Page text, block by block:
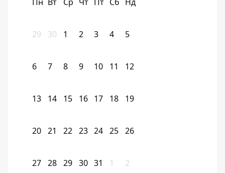
29 30 1 2 3 4 5
6 7 8 9 10 11 12
13 14 15 16 17 18 19
20 21 22 23 24 25 26
27 28 29 30 31 1 2